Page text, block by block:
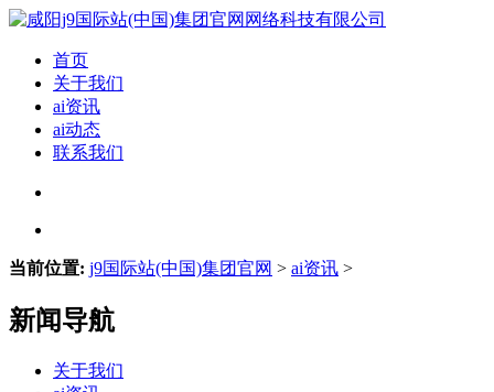
首页
关于我们
ai资讯
ai动态
联系我们
当前位置: j9国际站(中国)集团官网 > ai资讯 >
新闻导航
关于我们